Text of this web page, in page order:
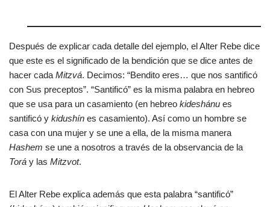
Después de explicar cada detalle del ejemplo, el Alter Rebe dice
que este es el significado de la bendición que se dice antes de
hacer cada Mitzvá. Decimos: “Bendito eres… que nos santificó
con Sus preceptos”. “Santificó” es la misma palabra en hebreo
que se usa para un casamiento (en hebreo kideshánu es
santificó y kidushín es casamiento). Así como un hombre se
casa con una mujer y se une a ella, de la misma manera
Hashem se une a nosotros a través de la observancia de la
Torá y las Mitzvot.
El Alter Rebe explica además que esta palabra “santificó”